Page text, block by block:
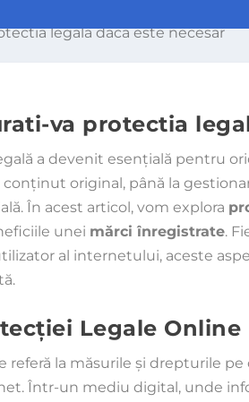
legala daca este necesar
va protectia
a devenit esențială pentru
original, până la
În acest articol, vom explora
unei mărci înregistrate.
al internetului, aceste
Legale Online
referă la măsurile și drepturile
Într-un mediu digital, unde